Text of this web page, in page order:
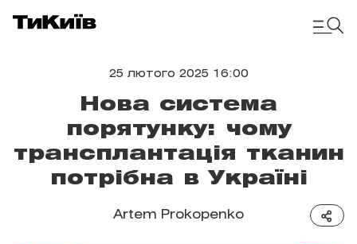
25 лютого 2025 16:00
Нова система
порятунку: чому
трансплантація тканин
потрібна в Україні
Artem Prokopenko